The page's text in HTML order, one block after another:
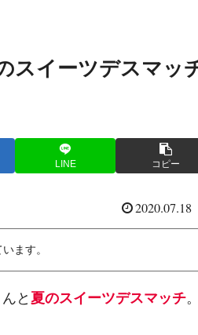
スイーツデスマッ
LINE コピー
2020.07.18
ます。
と 夏のスイーツデスマッチ